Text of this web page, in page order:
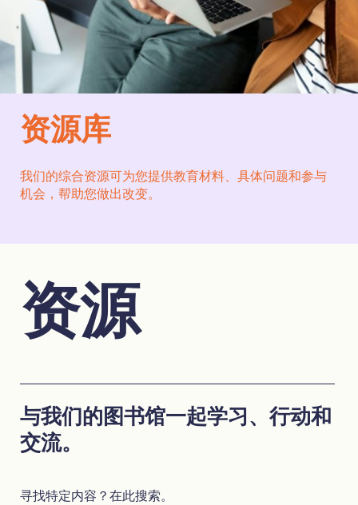
资源库
我们的综合资源可为您提供教育材料、具体问题和参与
机会，帮助您做出改变。
资源
与我们的图书馆一起学习、行动和
交流。
寻找特定内容？在此搜索。